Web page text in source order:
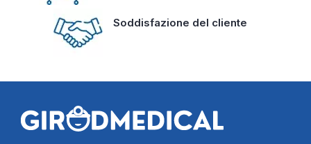
Soddisfazione del cliente